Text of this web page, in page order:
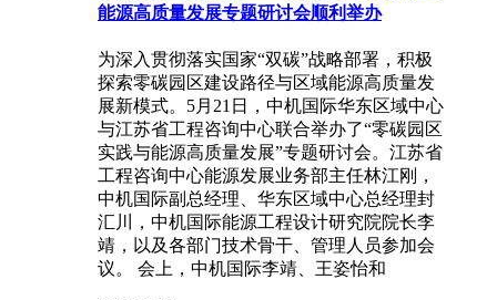
能源高质量发展专题研讨会顺利举办
为深入贯彻落实国家“双碳”战略部署，积极
探索零碳园区建设路径与区域能源高质量发
展新模式。5月21日，中机国际华东区域中心
与江苏省工程咨询中心联合举办了“零碳园区
实践与能源高质量发展”专题研讨会。江苏省
工程咨询中心能源发展业务部主任林江刚，
中机国际副总经理、华东区域中心总经理封
汇川，中机国际能源工程设计研究院院长李
靖，以及各部门技术骨干、管理人员参加会
议。 会上，中机国际李靖、王姿怡和